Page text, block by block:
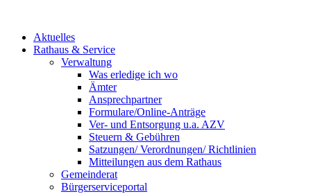
Aktuelles
Rathaus & Service
Verwaltung
Was erledige ich wo
Ämter
Ansprechpartner
Formulare/Online-Anträge
Ver- und Entsorgung u.a. AZV
Steuern & Gebühren
Satzungen/ Verordnungen/ Richtlinien
Mitteilungen aus dem Rathaus
Gemeinderat
Bürgerserviceportal